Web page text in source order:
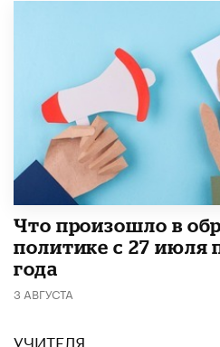
​Что произошло в
политике с 27 июля
года
3 АВГУСТА
УЧИТЕЛЯ